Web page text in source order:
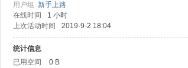
用户组 新手上路
在线时间
1 小时
上次活动时间
2019-9-2 18:04
统计信息
已用空间
0 B